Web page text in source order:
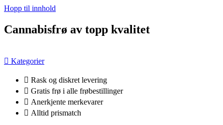
Hopp til innhold
Cannabisfrø av topp kvalitet
Kategorier
Rask og diskret levering
Gratis frø i alle frøbestillinger
Anerkjente merkevarer
Alltid prismatch